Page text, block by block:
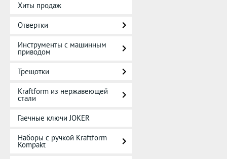
Хиты продаж
Отвертки
Инструменты с машинным
приводом
Трещотки
Kraftform из нержавеющей
стали
Гаечные ключи JOKER
Наборы с ручкой Kraftform
Kompakt